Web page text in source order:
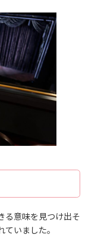
る意味を見つけ出そ
いました。